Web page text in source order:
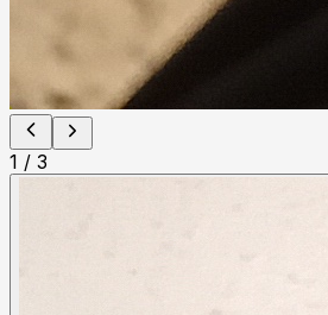
1 / 3